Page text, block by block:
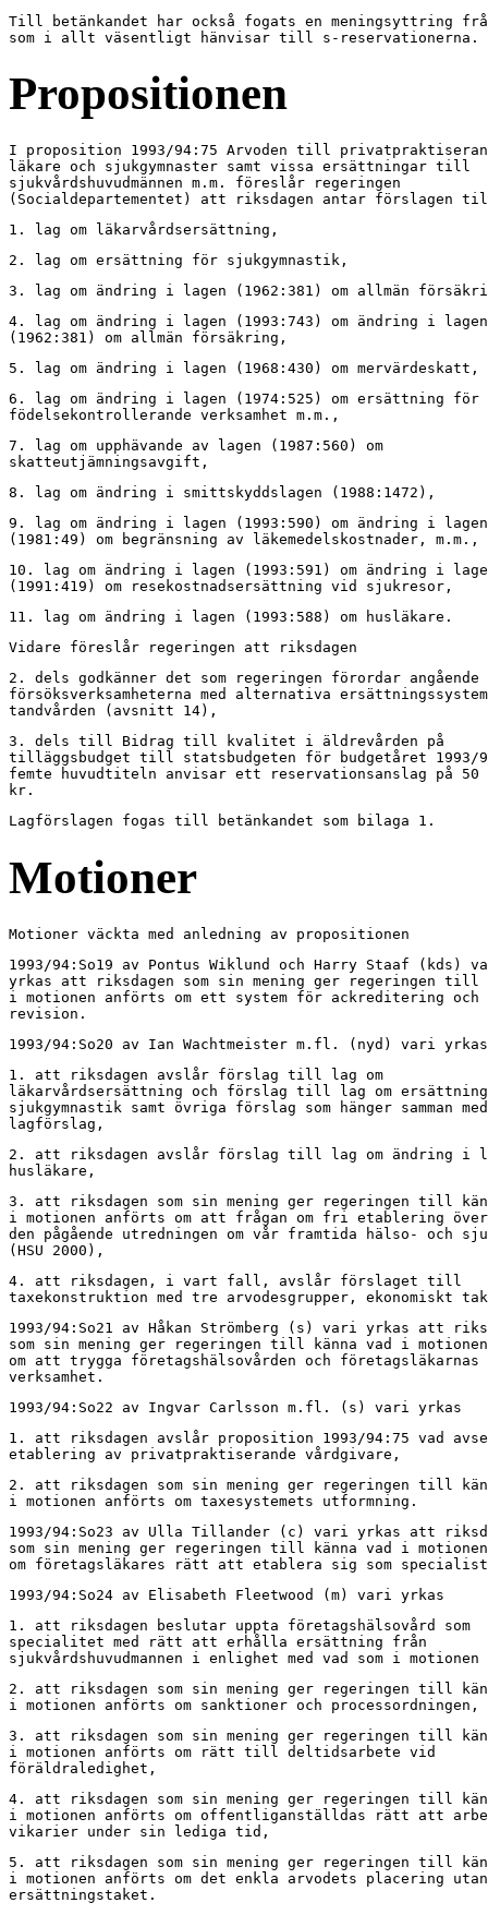
Till betänkandet har också fogats en meningsyttring
som i allt väsentligt hänvisar till s-reservationerna.
Propositionen
I proposition 1993/94:75 Arvoden till
läkare och sjukgymnaster samt vissa ersättningar till
sjukvårdshuvudmännen m.m. föreslår regeringen
(Socialdepartementet) att riksdagen antar förslagen
1. lag om läkarvårdsersättning,
2. lag om ersättning för sjukgymnastik,
3. lag om ändring i lagen (1962:381) om allmän
4. lag om ändring i lagen (1993:743) om ändring i lagen
(1962:381) om allmän försäkring,
5. lag om ändring i lagen (1968:430) om mervärdeskatt,
6. lag om ändring i lagen (1974:525) om ersättning för
födelsekontrollerande verksamhet m.m.,
7. lag om upphävande av lagen (1987:560) om
skatteutjämningsavgift,
8. lag om ändring i smittskyddslagen (1988:1472),
9. lag om ändring i lagen (1993:590) om ändring i lagen
(1981:49) om begränsning av läkemedelskostnader, m.m.,
10. lag om ändring i lagen (1993:591) om ändring i
(1991:419) om resekostnadsersättning vid sjukresor,
11. lag om ändring i lagen (1993:588) om husläkare.
Vidare föreslår regeringen att riksdagen
2. dels godkänner det som regeringen förordar angående
försöksverksamheterna med alternativa
tandvården (avsnitt 14),
3. dels till Bidrag till kvalitet i äldrevården på
tilläggsbudget till statsbudgeten för budgetåret 1993/
femte huvudtiteln anvisar ett reservationsanslag på 50
kr.
Lagförslagen fogas till betänkandet som bilaga 1.
Motioner
Motioner väckta med anledning av propositionen
1993/94:So19 av Pontus Wiklund och Harry Staaf (kds)
yrkas att riksdagen som sin mening ger regeringen till
i motionen anförts om ett system för ackreditering och
revision.
1993/94:So20 av Ian Wachtmeister m.fl. (nyd) vari yrkas
1. att riksdagen avslår förslag till lag om
läkarvårdsersättning och förslag till lag om
sjukgymnastik samt övriga förslag som hänger samman
lagförslag,
2. att riksdagen avslår förslag till lag om ändring i
husläkare,
3. att riksdagen som sin mening ger regeringen till
i motionen anförts om att frågan om fri etablering
den pågående utredningen om vår framtida hälso- och
(HSU 2000),
4. att riksdagen, i vart fall, avslår förslaget till
taxekonstruktion med tre arvodesgrupper, ekonomiskt
1993/94:So21 av Håkan Strömberg (s) vari yrkas att
som sin mening ger regeringen till känna vad i
om att trygga företagshälsovården och företagsläkarnas
verksamhet.
1993/94:So22 av Ingvar Carlsson m.fl. (s) vari yrkas
1. att riksdagen avslår proposition 1993/94:75 vad
etablering av privatpraktiserande vårdgivare,
2. att riksdagen som sin mening ger regeringen till
i motionen anförts om taxesystemets utformning.
1993/94:So23 av Ulla Tillander (c) vari yrkas att
som sin mening ger regeringen till känna vad i
om företagsläkares rätt att etablera sig som
1993/94:So24 av Elisabeth Fleetwood (m) vari yrkas
1. att riksdagen beslutar uppta företagshälsovård som
specialitet med rätt att erhålla ersättning från
sjukvårdshuvudmannen i enlighet med vad som i
2. att riksdagen som sin mening ger regeringen till
i motionen anförts om sanktioner och processordningen,
3. att riksdagen som sin mening ger regeringen till
i motionen anförts om rätt till deltidsarbete vid
föräldraledighet,
4. att riksdagen som sin mening ger regeringen till
i motionen anförts om offentliganställdas rätt att
vikarier under sin lediga tid,
5. att riksdagen som sin mening ger regeringen till
i motionen anförts om det enkla arvodets placering
ersättningstaket.